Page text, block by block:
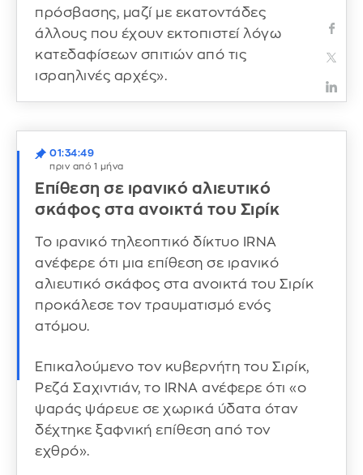
πρόσβασης, μαζί με εκατοντάδες
άλλους που έχουν εκτοπιστεί λόγω
κατεδαφίσεων σπιτιών από τις
ισραηλινές αρχές».
01:34:49
πριν από 1 μήνα
Επίθεση σε ιρανικό αλιευτικό
σκάφος στα ανοικτά του Σιρίκ
Το ιρανικό τηλεοπτικό δίκτυο IRNA
ανέφερε ότι μια επίθεση σε ιρανικό
αλιευτικό σκάφος στα ανοικτά του Σιρίκ
προκάλεσε τον τραυματισμό ενός
ατόμου.
Επικαλούμενο τον κυβερνήτη του Σιρίκ,
Ρεζά Σαχιντιάν, το IRNA ανέφερε ότι «ο
ψαράς ψάρευε σε χωρικά ύδατα όταν
δέχτηκε ξαφνική επίθεση από τον
εχθρό».